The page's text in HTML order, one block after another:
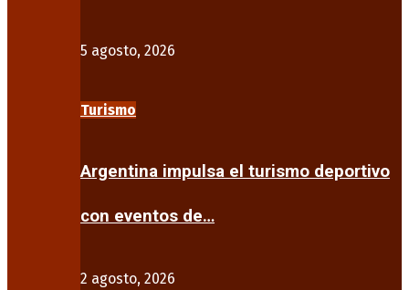
5 agosto, 2026
Turismo
Argentina impulsa el turismo deportivo
con eventos de…
2 agosto, 2026